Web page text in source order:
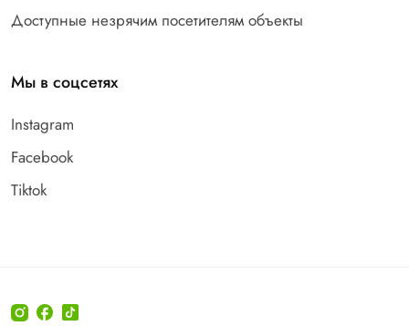
Доступные незрячим посетителям объекты
Мы в соцсетях
Instagram
Facebook
Tiktok